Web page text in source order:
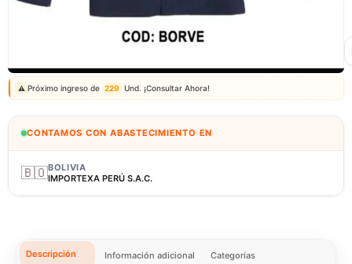
⚠️ Próximo ingreso de 229 Und. ¡Consultar Ahora!
CONTAMOS CON ABASTECIMIENTO EN
🇧🇴BOLIVIA
IMPORTEXA PERÚ S.A.C.
Descripción Información adicional Categorías